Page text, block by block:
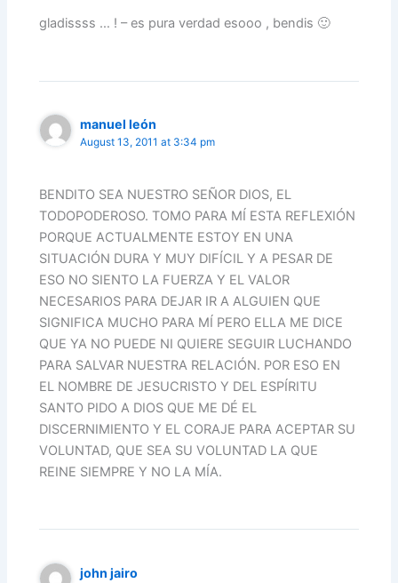
gladissss … ! – es pura verdad esooo , bendis 🙂
manuel león
August 13, 2011 at 3:34 pm
BENDITO SEA NUESTRO SEÑOR DIOS, EL
TODOPODEROSO. TOMO PARA MÍ ESTA REFLEXIÓN
PORQUE ACTUALMENTE ESTOY EN UNA
SITUACIÓN DURA Y MUY DIFÍCIL Y A PESAR DE
ESO NO SIENTO LA FUERZA Y EL VALOR
NECESARIOS PARA DEJAR IR A ALGUIEN QUE
SIGNIFICA MUCHO PARA MÍ PERO ELLA ME DICE
QUE YA NO PUEDE NI QUIERE SEGUIR LUCHANDO
PARA SALVAR NUESTRA RELACIÓN. POR ESO EN
EL NOMBRE DE JESUCRISTO Y DEL ESPÍRITU
SANTO PIDO A DIOS QUE ME DÉ EL
DISCERNIMIENTO Y EL CORAJE PARA ACEPTAR SU
VOLUNTAD, QUE SEA SU VOLUNTAD LA QUE
REINE SIEMPRE Y NO LA MÍA.
john jairo